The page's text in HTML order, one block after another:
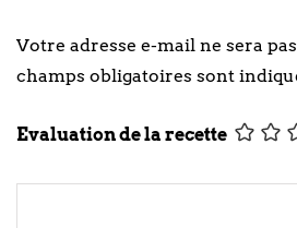
Votre adresse e-mail ne sera
champs obligatoires sont
Evaluation de la recette